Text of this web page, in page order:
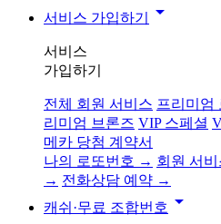
서비스 가입하기
arrow_drop_down
서비스
가입하기
전체 회원 서비스 프리미엄
리미엄 브론즈 VIP 스페셜
메카 당첨 계약서
나의 로또번호 → 회원 서
→ 전화상담 예약 →
캐쉬·무료 조합번호 arrow_drop_down